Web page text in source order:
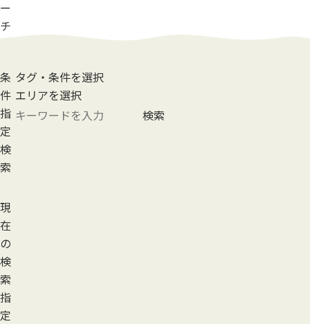
ー
チ
条
件
指
定
検
索
タグ・条件を選択
エリアを選択
検索
現
在
の
検
索
指
定